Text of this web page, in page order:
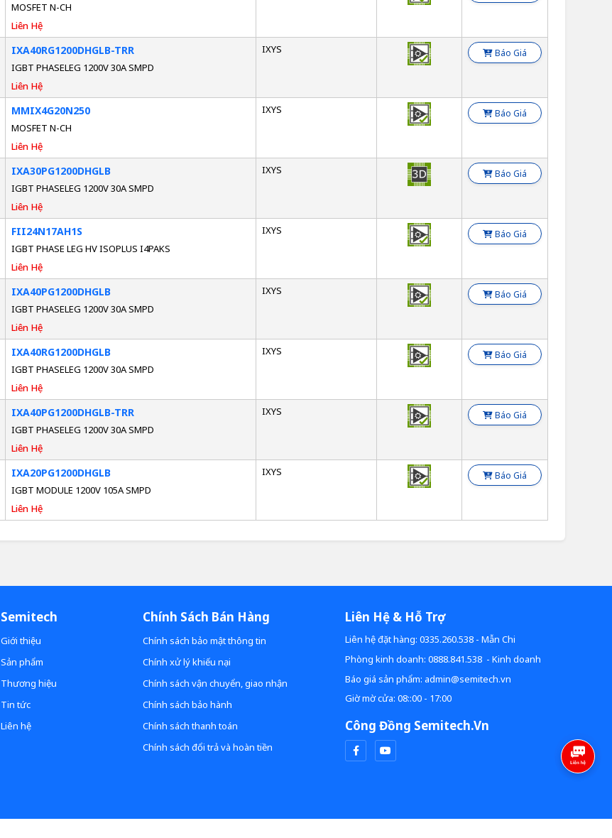
MOSFET N-CH
Liên Hệ
IXA40RG1200DHGLB-TRR
IGBT PHASELEG 1200V 30A SMPD
Liên Hệ
IXYS Báo Giá
MMIX4G20N250
MOSFET N-CH
Liên Hệ
IXYS Báo Giá
IXA30PG1200DHGLB
IGBT PHASELEG 1200V 30A SMPD
Liên Hệ
IXYS Báo Giá
FII24N17AH1S
IGBT PHASE LEG HV ISOPLUS I4PAKS
Liên Hệ
IXYS Báo Giá
IXA40PG1200DHGLB
IGBT PHASELEG 1200V 30A SMPD
Liên Hệ
IXYS Báo Giá
IXA40RG1200DHGLB
IGBT PHASELEG 1200V 30A SMPD
Liên Hệ
IXYS Báo Giá
IXA40PG1200DHGLB-TRR
IGBT PHASELEG 1200V 30A SMPD
Liên Hệ
IXYS Báo Giá
IXA20PG1200DHGLB
IGBT MODULE 1200V 105A SMPD
Liên Hệ
IXYS Báo Giá
Semitech
Giới thiệu
Sản phẩm
Thương hiệu
Tin tức
Liên hệ
Chính Sách Bán Hàng
Chính sách bảo mật thông tin
Chính xử lý khiếu nại
Chính sách vận chuyển, giao nhận
Chính sách bảo hành
Chính sách thanh toán
Chính sách đổi trả và hoàn tiền
Liên Hệ & Hỗ Trợ
Liên hệ đặt hàng: 0335.260.538 - Mẫn Chi
Phòng kinh doanh: 0888.841.538 - Kinh doanh
Báo giá sản phẩm: admin@semitech.vn
Giờ mờ cửa: 08::00 - 17:00
Công Đồng Semitech.vn